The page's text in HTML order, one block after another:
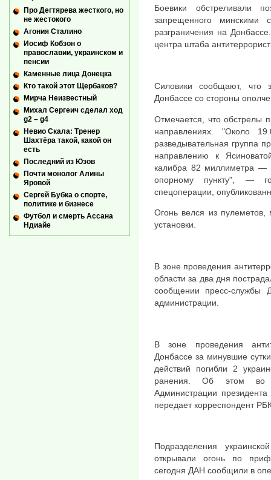
Боевики обстреливали
запрещенного минскими
разграничения на
центра штаба
Силовики сообщают, что
Донбассе со стороны
Отмечается, что обстрелы
направлениях. "Около
разведывательная группа
направлению к
калибра 82 миллиметра —
опорному пункту", —
спецоперации,
Огонь велся из
установки.
В зоне проведения
области за два дня
сообщении пресс-службы
администрации.
В зоне проведения
Донбассе за минувшие
действий погибли 2
ранения. Об этом во
Администрации
передает корреспондент
Подразделения
открывали огонь по
сегодня ДАН сообщили в
Про Дегтярева жесткого, но
не жестокого
Агония Сталино
Иосиф Кобзон о
православии, украинском и
пенсии
Каменные лица Донецка
Кто такой этот Щербаков?
Мирча Неизвестный
Михал Сергеич сделал ход
g2 – g4
Невио Скала: Тренер
Шахтёра такой, какой он
есть
Последний из Юзов
Почти монолог Алины
Яровой
Сергей Бубка о спорте,
политике и бизнесе
Футбол и смерть Ассана
Ндиайе